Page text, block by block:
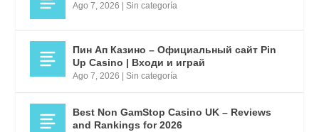
Ago 7, 2026 |Sin categoría
Пин Ап Казино – Официальный сайт Pin
Up Casino | Входи и играй
Ago 7, 2026 |Sin categoría
Best Non GamStop Casino UK – Reviews
and Rankings for 2026